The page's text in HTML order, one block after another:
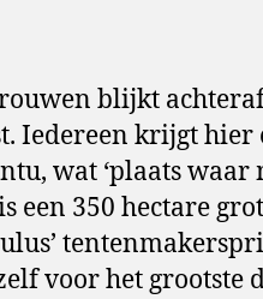
blijkt
Iedereen krijgt hier
wat ‘plaats waar
een 350 hectare
voor het grootste